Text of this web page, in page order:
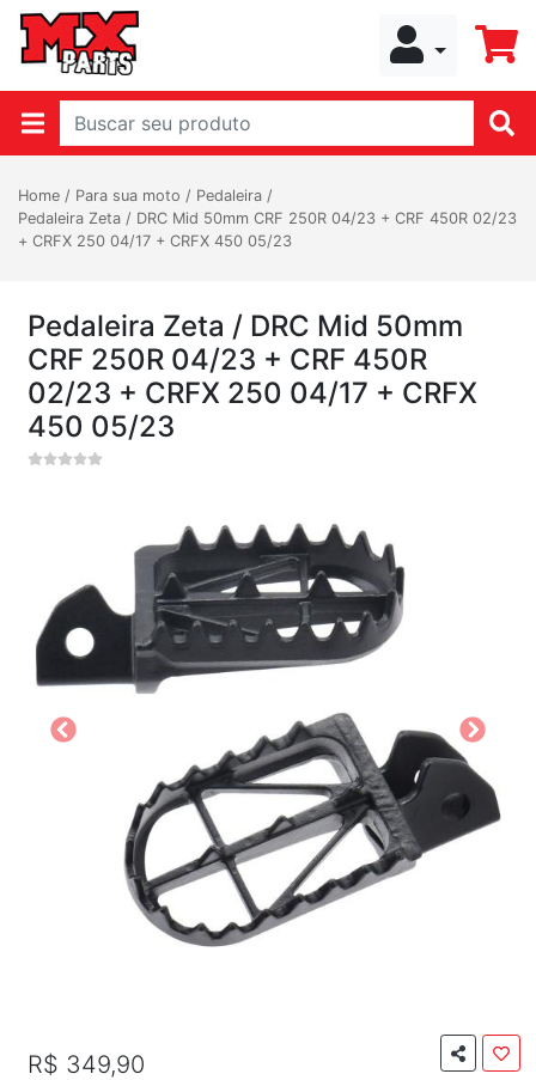
Home / Para sua moto / Pedaleira /
Pedaleira Zeta / DRC Mid 50mm CRF 250R 04/23 + CRF 450R 02/23
+ CRFX 250 04/17 + CRFX 450 05/23
Pedaleira Zeta / DRC Mid 50mm
CRF 250R 04/23 + CRF 450R
02/23 + CRFX 250 04/17 + CRFX
450 05/23
R$ 349,90